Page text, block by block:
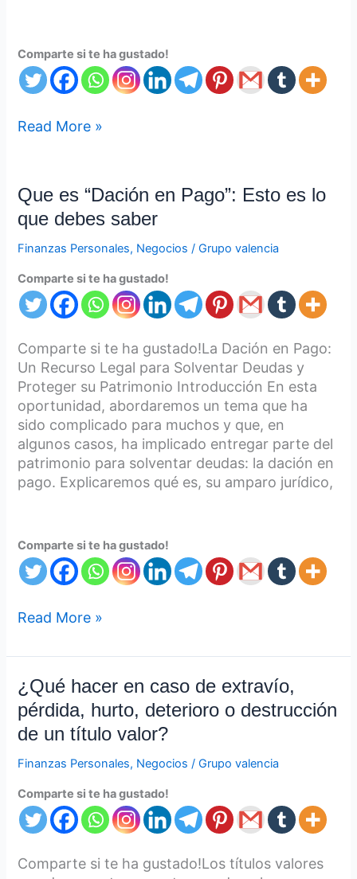
Comparte si te ha gustado!
Read More »
Que es “Dación en Pago”: Esto es lo
que debes saber
Finanzas Personales, Negocios /Grupo valencia
Comparte si te ha gustado!
Comparte si te ha gustado!La Dación en Pago:
Un Recurso Legal para Solventar Deudas y
Proteger su Patrimonio Introducción En esta
oportunidad, abordaremos un tema que ha
sido complicado para muchos y que, en
algunos casos, ha implicado entregar parte del
patrimonio para solventar deudas: la dación en
pago. Explicaremos qué es, su amparo jurídico,
Comparte si te ha gustado!
Que
es
“Dación
en
Esto
es
que
debes
saber
Read More »
¿Qué hacer en caso de extravío,
pérdida, hurto, deterioro o destrucción
de un título valor?
Finanzas Personales, Negocios /Grupo valencia
Comparte si te ha gustado!
Comparte si te ha gustado!Los títulos valores
¿Qué
hacer
en
caso
de
pérdida,
hurto,
deterioro
o
destrucción